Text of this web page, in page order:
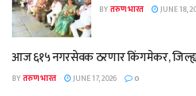
BYतरुण भारत JUNE 18,
आज ६१५ नगरसेवक ठरणार किंगमेकर,
BYतरुण भारत JUNE 17, 2026 0